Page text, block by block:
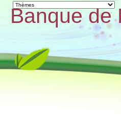
Banque de